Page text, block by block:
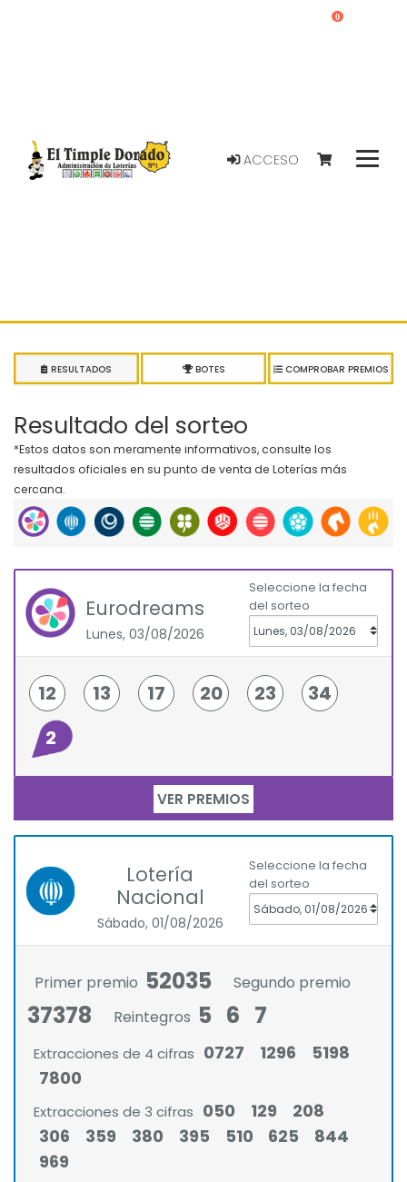
ACCESO
0
RESULTADOS BOTES COMPROBAR PREMIOS
Resultado del sorteo
*Estos datos son meramente informativos, consulte los
resultados oficiales en su punto de venta de Loterías más
cercana.
Eurodreams
Lunes, 03/08/2026
Seleccione la fecha
del sorteo
12 13 17 20 23
34
2
VER PREMIOS
Lotería
Nacional
Sábado, 01/08/2026
Seleccione la fecha
del sorteo
Primer premio 52035 Segundo premio
37378 Reintegros 5 6 7
Extracciones de 4 cifras 0727 1296
5198
7800
Extracciones de 3 cifras 050 129
208
306
359 380 395 510 625
844
969